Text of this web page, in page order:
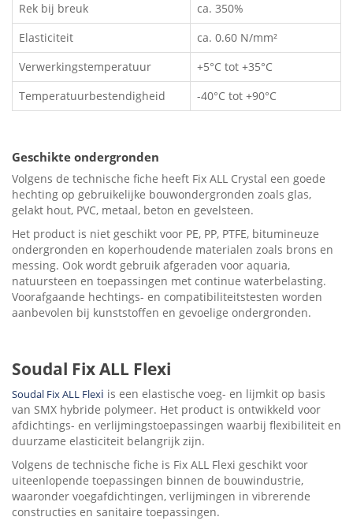
Rek bij breuk
ca. 350%
Elasticiteit
ca. 0.60 N/mm²
Verwerkingstemperatuur
+5°C tot +35°C
Temperatuurbestendigheid
-40°C tot +90°C
Geschikte ondergronden
Volgens de technische fiche heeft Fix ALL Crystal een goede
hechting op gebruikelijke bouwondergronden zoals glas,
gelakt hout, PVC, metaal, beton en gevelsteen.
Het product is niet geschikt voor PE, PP, PTFE, bitumineuze
ondergronden en koperhoudende materialen zoals brons en
messing. Ook wordt gebruik afgeraden voor aquaria,
natuursteen en toepassingen met continue waterbelasting.
Voorafgaande hechtings- en compatibiliteitstesten worden
aanbevolen bij kunststoffen en gevoelige ondergronden.
Soudal Fix ALL Flexi
Soudal Fix ALL Flexi is een elastische voeg- en lijmkit op basis
van SMX hybride polymeer. Het product is ontwikkeld voor
afdichtings- en verlijmingstoepassingen waarbij flexibiliteit en
duurzame elasticiteit belangrijk zijn.
Volgens de technische fiche is Fix ALL Flexi geschikt voor
uiteenlopende toepassingen binnen de bouwindustrie,
waaronder voegafdichtingen, verlijmingen in vibrerende
constructies en sanitaire toepassingen.